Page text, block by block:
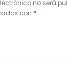
no será
con *